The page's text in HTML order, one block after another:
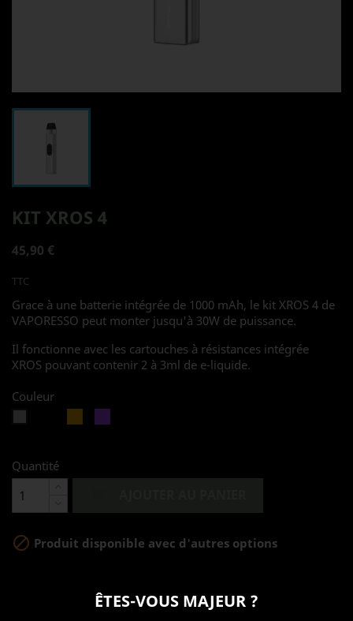
KIT XROS 4
45,90 €
TTC
Grace à une batterie intégrée de 1000 mAh, le kit XROS 4 de
VAPORESSO peut monter jusqu'à 30W de puissance.
Il fonctionne avec les cartouches à résistances intégrée
XROS pouvant contenir 2 à 3ml de e-liquide.
Couleur
Quantité
 Produit disponible avec d'autres options
ÊTES-VOUS MAJEUR ?